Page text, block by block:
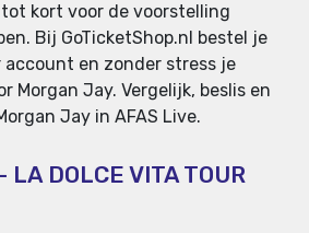
tot kort voor de voorstelling
Bij GoTicketShop.nl bestel je
account en zonder stress je
Morgan Jay. Vergelijk, beslis en
Jay in AFAS Live.
LA DOLCE VITA TOUR